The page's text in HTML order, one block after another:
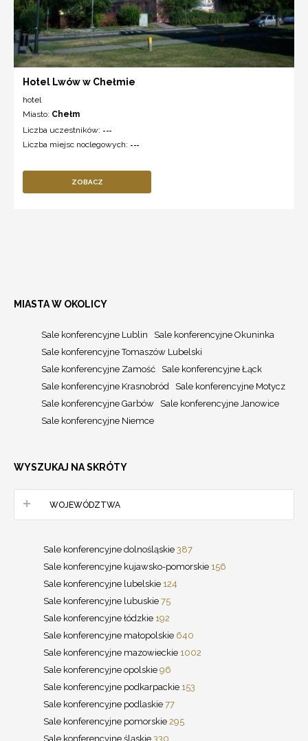
Hotel Lwów w Chełmie
hotel
Miasto: Chełm
Liczba uczestników: ---
Liczba miejsc noclegowych: ---
ZOBACZ
MIASTA W OKOLICY
Sale konferencyjne Lublin
Sale konferencyjne Okuninka
Sale konferencyjne Tomaszów Lubelski
Sale konferencyjne Zamość
Sale konferencyjne Łąck
Sale konferencyjne Krasnobród
Sale konferencyjne Motycz
Sale konferencyjne Garbów
Sale konferencyjne Janowice
Sale konferencyjne Niemce
WYSZUKAJ NA SKRÓTY
WOJEWÓDZTWA
Sale konferencyjne dolnośląskie 387
Sale konferencyjne kujawsko-pomorskie 156
Sale konferencyjne lubelskie 124
Sale konferencyjne lubuskie 75
Sale konferencyjne łódzkie 192
Sale konferencyjne małopolskie 640
Sale konferencyjne mazowieckie 1002
Sale konferencyjne opolskie 96
Sale konferencyjne podkarpackie 153
Sale konferencyjne podlaskie 77
Sale konferencyjne pomorskie 295
Sale konferencyjne śląskie 330